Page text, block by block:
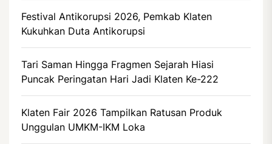
Festival Antikorupsi 2026, Pemkab Klaten
Kukuhkan Duta Antikorupsi
Tari Saman Hingga Fragmen Sejarah Hiasi
Puncak Peringatan Hari Jadi Klaten Ke-222
Klaten Fair 2026 Tampilkan Ratusan Produk
Unggulan UMKM-IKM Loka